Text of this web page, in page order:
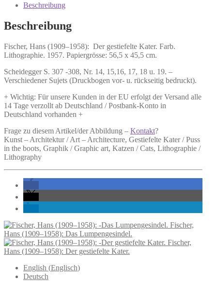
Kater.
Menge
Beschreibung
Beschreibung
Fischer, Hans (1909–1958): Der gestiefelte Kater. Farb.
Lithographie. 1957. Papiergrösse: 56,5 x 45,5 cm.
Scheidegger S. 307 -308, Nr. 14, 15,16, 17, 18 u. 19. –
Verschiedener Sujets (Druckbogen vor- u. rückseitig bedruckt).
+ Wichtig: Für unsere Kunden in der EU erfolgt der Versand alle
14 Tage verzollt ab Deutschland / Postbank-Konto in
Deutschland vorhanden +
Frage zu diesem Artikel/der Abbildung – Kontakt?
Kunst – Architektur / Art – Architecture, Gestiefelte Kater / Puss
in the boots, Graphik / Graphic art, Katzen / Cats, Lithographie /
Lithography
Fischer,
Hans (1909–1958): Das Lumpengesindel.
Fischer,
Hans (1909–1958): Der gestiefelte Kater.
English (Englisch)
Deutsch